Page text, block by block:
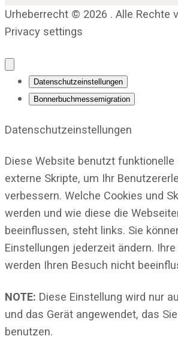
Urheberrecht © 2026 . Alle Rechte
Privacy settings
Datenschutzeinstellungen
Bonnerbuchmessemigration
Datenschutzeinstellungen
Diese Website benutzt funktionelle
externe Skripte, um Ihr
verbessern. Welche Cookies und
werden und wie diese die
beeinflussen, steht links. Sie
Einstellungen jederzeit ändern.
werden Ihren Besuch nicht
NOTE: Diese Einstellung wird nur
und das Gerät angewendet, das
benutzen.